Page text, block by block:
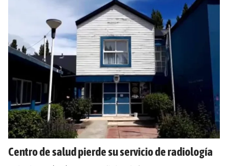
Centro de salud pierde su servicio de radiología